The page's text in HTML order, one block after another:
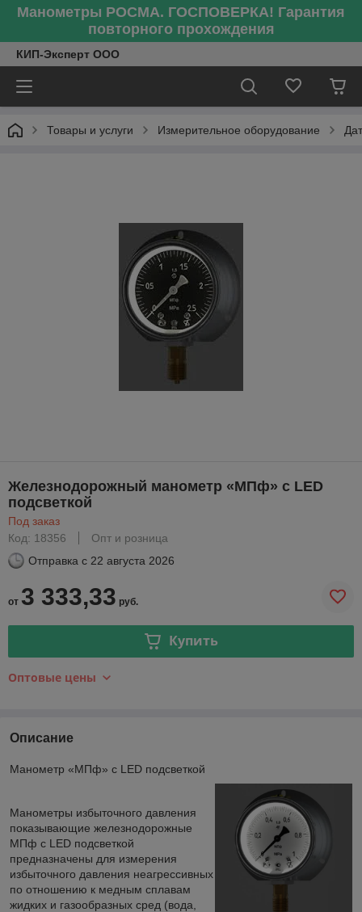
Манометры РОСМА. ГОСПОВЕРКА! Гарантия
повторного прохождения
КИП-Эксперт ООО
Товары и услуги Измерительное оборудование
Железнодорожный манометр «МПф» с LED
подсветкой
Под заказ
Код: 18356
Опт и розница
Отправка с 22 августа 2026
от 3 333,33 руб.
Купить
Оптовые цены
Описание
Манометр «МПф» с LED подсветкой
Манометры избыточного давления
показывающие железнодорожные
МПф с LED подсветкой
предназначены для измерения
избыточного давления неагрессивных
по отношению к медным сплавам
жидких и газообразных сред (вода,